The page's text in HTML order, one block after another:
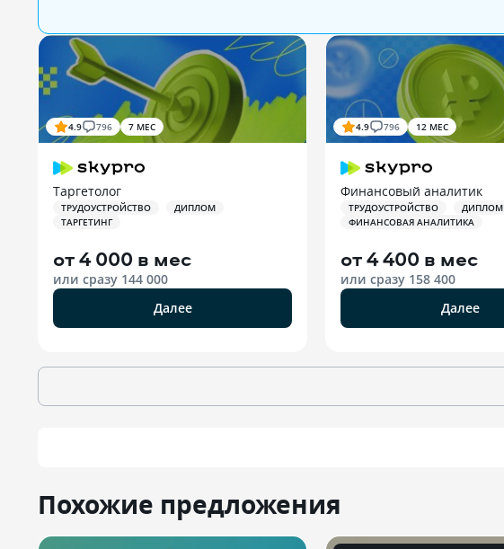
4.9 796 7 МЕС
Таргетолог
ТРУДОУСТРОЙСТВО
ДИПЛОМ
ТАРГЕТИНГ
от4 000 в мес
или сразу 144 000
Далее
4.9 796 12 МЕС
Финансовый аналитик
ТРУДОУСТРОЙСТВО
ДИПЛОМ
ФИНАНСОВАЯ АНАЛИТИКА
от4 400 в мес
или сразу 158 400
Далее
Похожие предложения